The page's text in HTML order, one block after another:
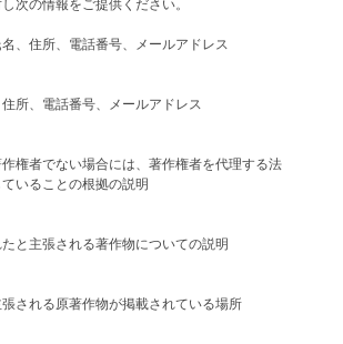
次の情報をご提供ください。
、住所、電話番号、メールアドレス
所、電話番号、メールアドレス
権者でない場合には、著作権者を代理する法
いることの根拠の説明
と主張される著作物についての説明
される原著作物が掲載されている場所